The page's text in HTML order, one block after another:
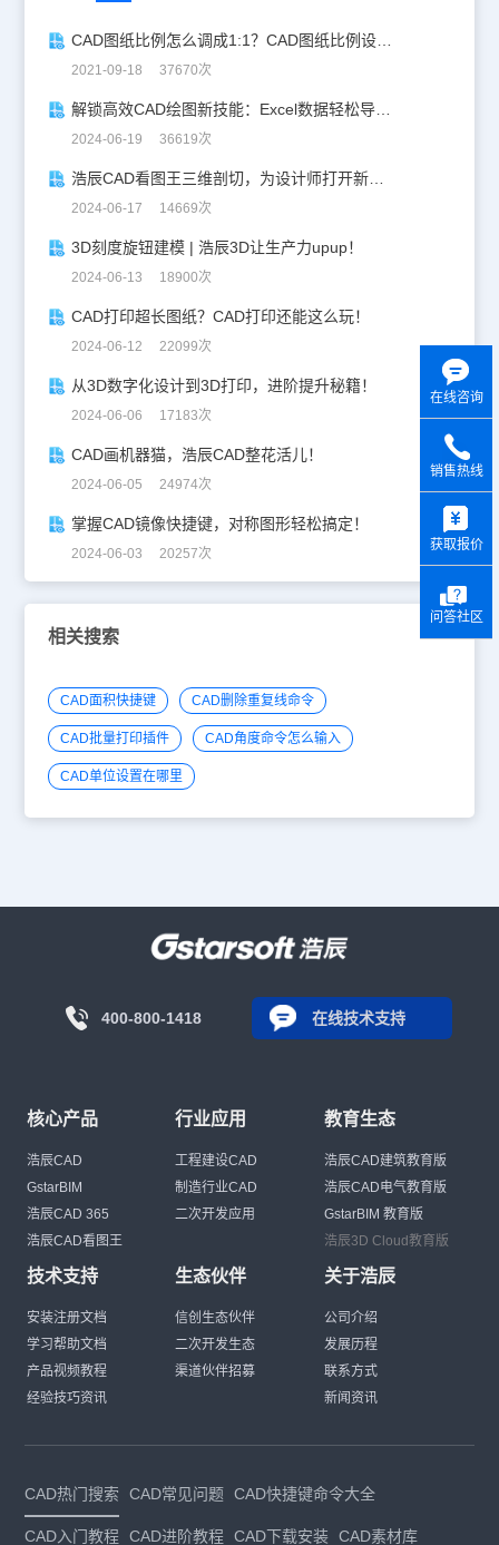
CAD图纸比例怎么调成1:1？CAD图纸比例设置教程
2021-09-18 37670次
解锁高效CAD绘图新技能：Excel数据轻松导入CAD
2024-06-19 36619次
浩辰CAD看图王三维剖切，为设计师打开新世界的大门！
2024-06-17 14669次
3D刻度旋钮建模 | 浩辰3D让生产力upup！
2024-06-13 18900次
CAD打印超长图纸？CAD打印还能这么玩！
2024-06-12 22099次
从3D数字化设计到3D打印，进阶提升秘籍！
2024-06-06 17183次
CAD画机器猫，浩辰CAD整花活儿！
2024-06-05 24974次
掌握CAD镜像快捷键，对称图形轻松搞定！
2024-06-03 20257次
相关搜索
CAD面积快捷键 CAD删除重复线命令
CAD批量打印插件 CAD角度命令怎么输入
CAD单位设置在哪里
400-800-1418 在线技术支持
核心产品
浩辰CAD
GstarBIM
浩辰CAD 365
浩辰CAD看图王
行业应用
工程建设CAD
制造行业CAD
二次开发应用
教育生态
浩辰CAD建筑教育版
浩辰CAD电气教育版
GstarBIM 教育版
浩辰3D Cloud教育版
技术支持
安装注册文档
学习帮助文档
产品视频教程
经验技巧资讯
生态伙伴
信创生态伙伴
二次开发生态
渠道伙伴招募
关于浩辰
公司介绍
发展历程
联系方式
新闻资讯
CAD热门搜索 CAD常见问题 CAD快捷键命令大全
CAD入门教程 CAD进阶教程 CAD下载安装 CAD素材库
在线咨询
销售热线
获取报价
问答社区